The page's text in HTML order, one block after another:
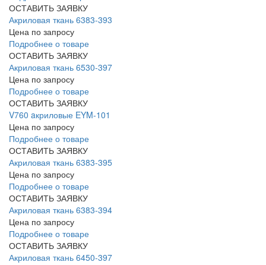
ОСТАВИТЬ ЗАЯВКУ
Акриловая ткань 6383-393
Цена по запросу
Подробнее о товаре
ОСТАВИТЬ ЗАЯВКУ
Акриловая ткань 6530-397
Цена по запросу
Подробнее о товаре
ОСТАВИТЬ ЗАЯВКУ
V760 aкриловые EYM-101
Цена по запросу
Подробнее о товаре
ОСТАВИТЬ ЗАЯВКУ
Акриловая ткань 6383-395
Цена по запросу
Подробнее о товаре
ОСТАВИТЬ ЗАЯВКУ
Акриловая ткань 6383-394
Цена по запросу
Подробнее о товаре
ОСТАВИТЬ ЗАЯВКУ
Акриловая ткань 6450-397